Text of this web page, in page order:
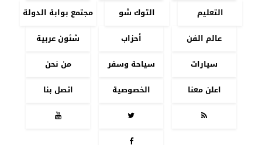
التعليم
التوك شو
مجتمع بوابة الدولة
عالم الفن
أحزاب
شئون عربية
سيارات
سياحة وسفر
من نحن
اعلن معنا
الخصوصية
اتصل بنا



